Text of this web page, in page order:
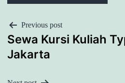
POST
NAVIGATION
Previous post
Sewa Kursi Kuliah
Jakarta